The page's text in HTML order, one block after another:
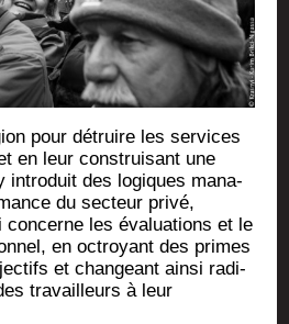
pour détruire les ser­vices
en leur construi­sant une
intro­duit des logiques mana­
du sec­teur pri­vé,
concerne les éva­lua­tions et le
en octroyant des primes
et chan­geant ain­si radi­
tra­vailleurs à leur